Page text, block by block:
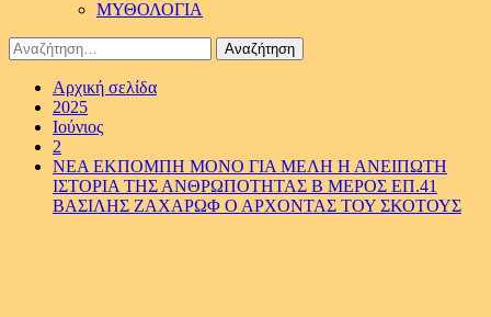
ΜΥΘΟΛΟΓΙΑ
Αναζήτηση
για:
Αρχική σελίδα
2025
Ιούνιος
2
ΝΕΑ ΕΚΠΟΜΠΗ ΜΟΝΟ ΓΙΑ ΜΕΛΗ Η ΑΝΕΙΠΩΤΗ
ΙΣΤΟΡΙΑ ΤΗΣ ΑΝΘΡΩΠΟΤΗΤΑΣ Β ΜΕΡΟΣ ΕΠ.41
ΒΑΣΙΛΗΣ ΖΑΧΑΡΩΦ Ο ΑΡΧΟΝΤΑΣ ΤΟΥ ΣΚΟΤΟΥΣ